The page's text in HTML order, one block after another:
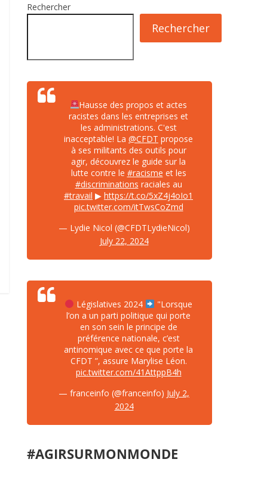
Rechercher
Rechercher
Hausse des propos et actes
racistes dans les entreprises et
les administrations. C'est
inacceptable! La @CFDT propose
à ses militants des outils pour
agir, découvrez le guide sur la
lutte contre le #racisme et les
#discriminations raciales au
#travail ▶ https://t.co/5xZ4j4oIo1
pic.twitter.com/itTwsCoZmd
— Lydie Nicol (@CFDTLydieNicol)
July 22, 2024
Législatives 2024
"Lorsque
l’on a un parti politique qui porte
en son sein le principe de
préférence nationale, c’est
antinomique avec ce que porte la
CFDT ”, assure Marylise Léon.
pic.twitter.com/41AttppB4h
— franceinfo (@franceinfo) July 2,
2024
#AGIRSURMONMONDE